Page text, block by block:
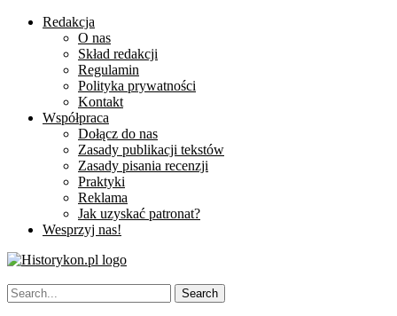
Redakcja
O nas
Skład redakcji
Regulamin
Polityka prywatności
Kontakt
Współpraca
Dołącz do nas
Zasady publikacji tekstów
Zasady pisania recenzji
Praktyki
Reklama
Jak uzyskać patronat?
Wesprzyj nas!